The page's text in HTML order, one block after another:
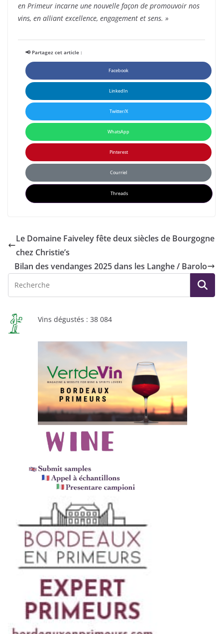
en Primeur incarne une nouvelle façon de promouvoir nos
vins, en alliant excellence, engagement et sens. »
📢 Partagez cet article :
Facebook
LinkedIn
Twitter/X
WhatsApp
Pinterest
Courriel
Threads
Le Domaine Faiveley fête deux siècles de Bourgogne
chez Christie’s
Bilan des vendanges 2025 dans les Langhe / Barolo
Vins dégustés : 38 084